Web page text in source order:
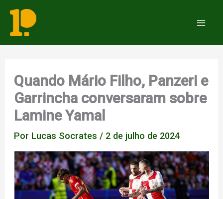
Quando Mário Filho, Panzeri e
Garrincha conversaram sobre
Lamine Yamal
Por Lucas Socrates / 2 de julho de 2024